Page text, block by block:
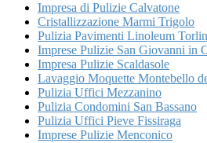
Impresa di Pulizie Calvatone
Cristallizzazione Marmi Trigolo
Pulizia Pavimenti Linoleum
Imprese Pulizie San Giovanni in
Impresa Pulizie Scaldasole
Lavaggio Moquette Montebello
Pulizia Uffici Mezzanino
Pulizia Condomini San Bassano
Pulizia Uffici Pieve Fissiraga
Imprese Pulizie Menconico